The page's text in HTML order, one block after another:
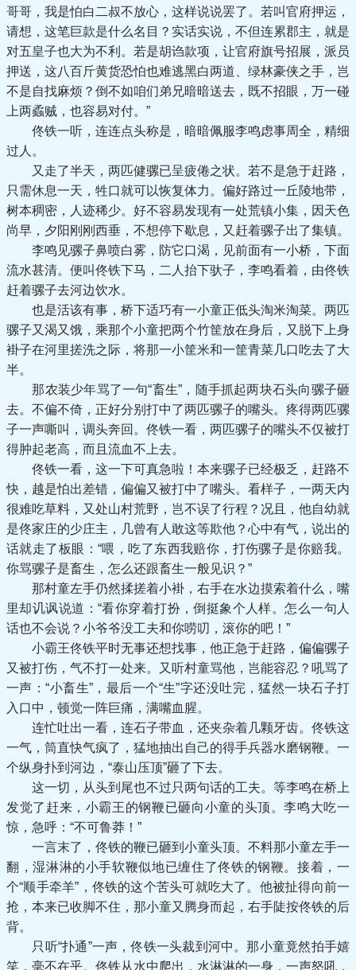
哥哥，我是怕白二叔不放心，这样说说罢了。若叫官府押运，
请想，这笔巨款是什么名目？实话实说，不但连累郡主，就是
对五皇子也大为不利。若是胡诌款项，让官府旗号招展，派员
押送，这八百斤黄货恐怕也难逃黑白两道、绿林豪侠之手，岂
不是自找麻烦？倒不如咱们弟兄暗暗送去，既不招眼，万一碰
上两蟊贼，也容易对付。”
佟铁一听，连连点头称是，暗暗佩服李鸣虑事周全，精细
过人。
又走了半天，两匹健骡已呈疲倦之状。若不是急于赶路，
只需休息一天，牲口就可以恢复体力。偏好路过一丘陵地带，
树本稠密，人迹稀少。好不容易发现有一处荒镇小集，因天色
尚早，夕阳刚刚西垂，不想停下歇息，又赶着骡子出了集镇。
李鸣见骡子鼻喷白雾，防它口渴，见前面有一小桥，下面
流水甚清。便叫佟铁下马，二人抬下驮子，李鸣看着，由佟铁
赶着骡子去河边饮水。
也是活该有事，桥下适巧有一小童正低头淘米淘菜。两匹
骡子又渴又饿，乘那个小童把两个竹筐放在身后，又脱下上身
褂子在河里搓洗之际，将那一小筐米和一筐青菜几口吃去了大
半。
那农装少年骂了一句“畜生”，随手抓起两块石头向骡子砸
去。不偏不倚，正好分别打中了两匹骡子的嘴头。疼得两匹骡
子一声嘶叫，调头奔回。佟铁一看，两匹骡子的嘴头不仅被打
得肿起老高，而且流血不上去。
佟铁一看，这一下可真急啦！本来骡子已经极乏，赶路不
快，越是怕出差错，偏偏又被打中了嘴头。看样子，一两天内
很难吃草料，又处山村荒野，岂不误了行程？况且，他自幼就
是佟家庄的少庄主，几曾有人敢这等欺他？心中有气，说出的
话就走了板眼：“喂，吃了东西我赔你，打伤骡子是你赔我。
你骂骡子是畜生，怎么还跟畜生一般见识？”
那村童左手仍然揉搓着小褂，右手在水边摸索着什么，嘴
里却讥讽说道：“看你穿着打扮，倒挺象个人样。怎么一句人
话也不会说？小爷爷没工夫和你唠叨，滚你的吧！”
小霸王佟铁平时无事还想找事，他正急于赶路，偏偏骡子
又被打伤，气不打一处来。又听村童骂他，岂能容忍？吼骂了
一声：“小畜生”，最后一个“生”字还没吐完，猛然一块石子打
入口中，顿觉一阵巨痛，满嘴血腥。
连忙吐出一看，连石子带血，还夹杂着几颗牙齿。佟铁这
一气，筒直快气疯了，猛地抽出自己的得手兵器水磨钢鞭。一
个纵身扑到河边，“泰山压顶”砸了下去。
这一切，从头到尾也不过只两句话的工夫。等李鸣在桥上
发觉了赶来，小霸王的钢鞭已砸向小童的头顶。李鸣大吃一
惊，急呼：“不可鲁莽！”
一言末了，佟铁的鞭已砸到小童头顶。不料那小童左手一
翻，湿淋淋的小手软鞭似地已缠住了佟铁的钢鞭。接着，一
个“顺手牵羊”，佟铁的这个苦头可就吃大了。他被扯得向前一
抢，本来已收脚不住，那小童又腾身而起，右手陡按佟铁的后
背。
只听“扑通”一声，佟铁一头裁到河中。那小童竟然拍手嬉
笑，毫不在乎。佟铁从水中爬出，水淋淋的一身，一声怒吼，